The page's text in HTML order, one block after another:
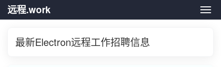
远
远程.work
最新Electron远程工作招聘信息